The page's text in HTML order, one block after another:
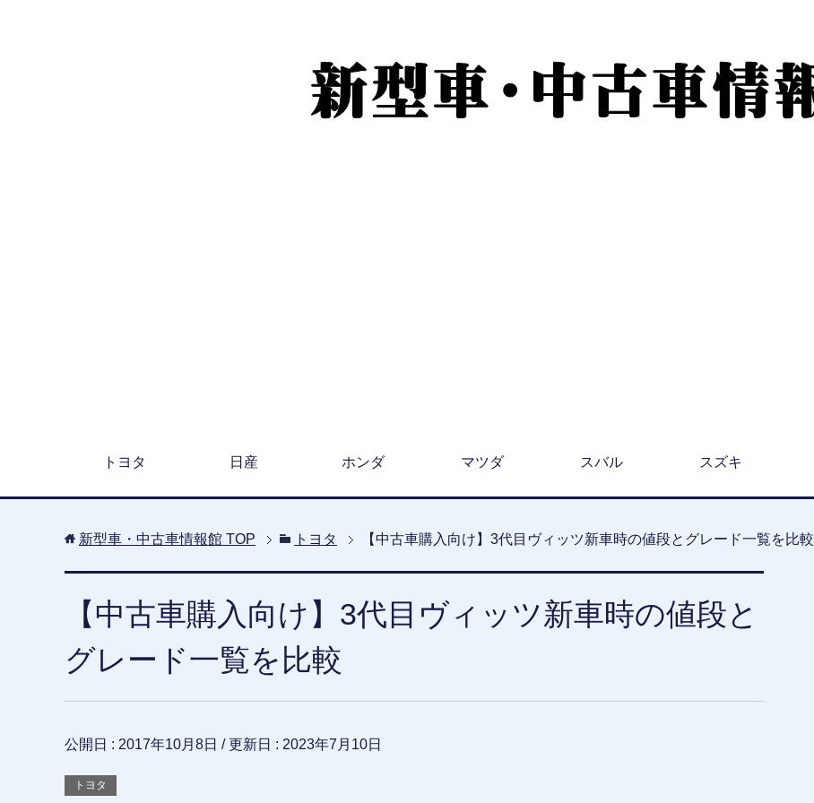
トヨタ 日産 ホンダ マツダ スバル スズキ
新型車・中古車情報館 TOP トヨタ 【中古車購入向け】3代目ヴィッツ新車時の値段とグレード一覧を比較
【中古車購入向け】3代目ヴィッツ新車時の値段と
グレード一覧を比較
公開日 : 2017年10月8日 / 更新日 : 2023年7月10日
トヨタ